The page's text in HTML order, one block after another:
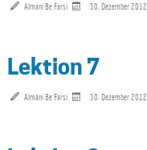
Almani Be Farsi 30. Dezember 2012
Lektion 7
Almani Be Farsi 30. Dezember 2012